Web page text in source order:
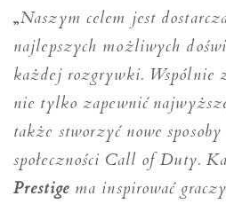
„Naszym celem jest
najlepszych możliwych
każdej rozgrywki. Wspólnie
nie tylko zapewnić
także stworzyć nowe
społeczności Call of Duty.
Prestigema inspirować